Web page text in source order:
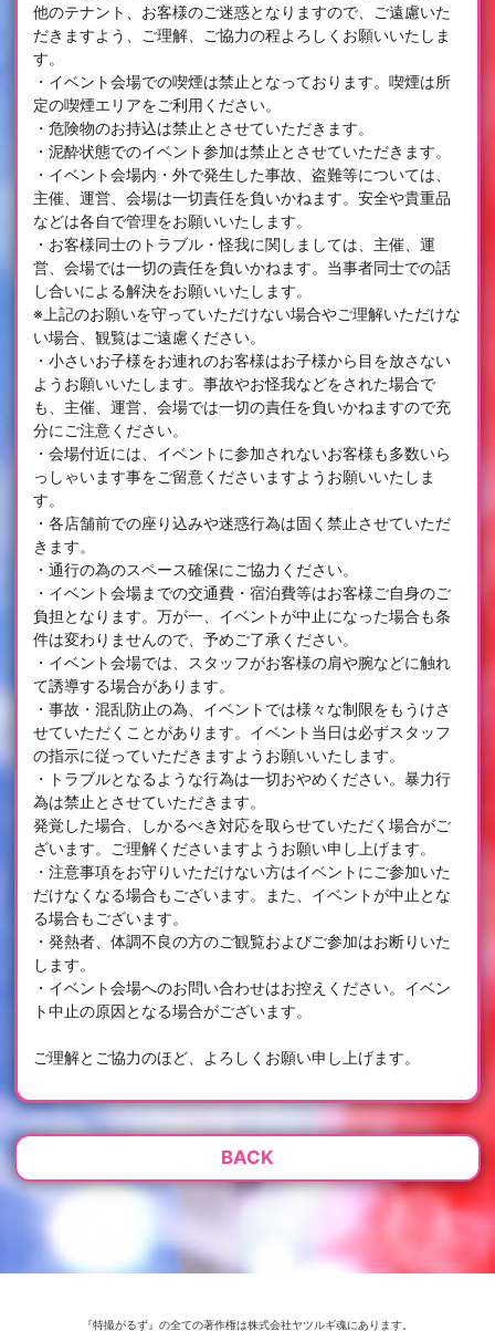
他のテナント、お客様のご迷惑となりますので、ご遠慮いた
だきますよう、ご理解、ご協力の程よろしくお願いいたしま
す。
・イベント会場での喫煙は禁止となっております。喫煙は所
定の喫煙エリアをご利用ください。
・危険物のお持込は禁止とさせていただきます。
・泥酔状態でのイベント参加は禁止とさせていただきます。
・イベント会場内・外で発生した事故、盗難等については、
主催、運営、会場は一切責任を負いかねます。安全や貴重品
などは各自で管理をお願いいたします。
・お客様同士のトラブル・怪我に関しましては、主催、運
営、会場では一切の責任を負いかねます。当事者同士での話
し合いによる解決をお願いいたします。
※上記のお願いを守っていただけない場合やご理解いただけな
い場合、観覧はご遠慮ください。
・小さいお子様をお連れのお客様はお子様から目を放さない
ようお願いいたします。事故やお怪我などをされた場合で
も、主催、運営、会場では一切の責任を負いかねますので充
分にご注意ください。
・会場付近には、イベントに参加されないお客様も多数いら
っしゃいます事をご留意くださいますようお願いいたしま
す。
・各店舗前での座り込みや迷惑行為は固く禁止させていただ
きます。
・通行の為のスペース確保にご協力ください。
・イベント会場までの交通費・宿泊費等はお客様ご自身のご
負担となります。万が一、イベントが中止になった場合も条
件は変わりませんので、予めご了承ください。
・イベント会場では、スタッフがお客様の肩や腕などに触れ
て誘導する場合があります。
・事故・混乱防止の為、イベントでは様々な制限をもうけさ
せていただくことがあります。イベント当日は必ずスタッフ
の指示に従っていただきますようお願いいたします。
・トラブルとなるような行為は一切おやめください。暴力行
為は禁止とさせていただきます。
発覚した場合、しかるべき対応を取らせていただく場合がご
ざいます。ご理解くださいますようお願い申し上げます。
・注意事項をお守りいただけない方はイベントにご参加いた
だけなくなる場合もございます。また、イベントが中止とな
る場合もございます。
・発熱者、体調不良の方のご観覧およびご参加はお断りいた
します。
・イベント会場へのお問い合わせはお控えください。イベン
ト中止の原因となる場合がございます。
ご理解とご協力のほど、よろしくお願い申し上げます。
BACK
『特撮がるず』の全ての著作権は株式会社ヤツルギ魂にあります。